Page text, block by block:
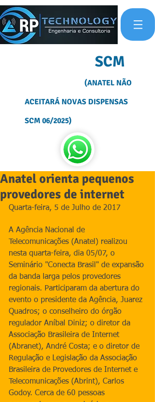
SCM
(ANATEL NÃO
ACEITARÁ NOVAS DISPENSAS
SCM 06/2025)
Anatel orienta pequenos
provedores de internet
Quarta-feira, 5 de Julho de 2017
A Agência Nacional de
Telecomunicações (Anatel) realizou
nesta quarta-feira, dia 05/07, o
Seminário "Conecta Brasil" de expansão
da banda larga pelos provedores
regionais. Participaram da abertura do
evento o presidente da Agência, Juarez
Quadros; o conselheiro do órgão
regulador Aníbal Diniz; o diretor da
Associação Brasileira de Internet
(Abranet), André Costa; e o diretor de
Regulação e Legislação da Associação
Brasileira de Provedores de Internet e
Telecomunicações (Abrint), Carlos
Godoy. Cerca de 60 pessoas